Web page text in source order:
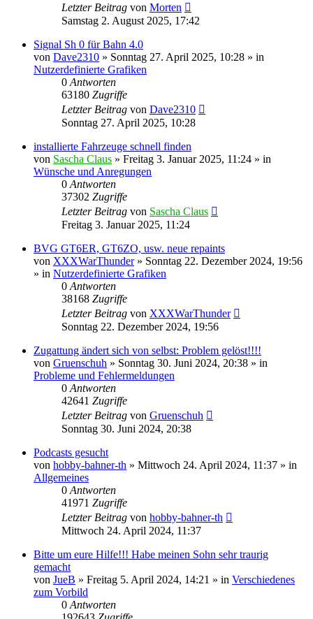
Letzter Beitrag von Morten
Samstag 2. August 2025, 17:42
Signal Sh 0 für Bahn 4.0
von Dave2310 » Sonntag 27. April 2025, 10:28 » in
Nutzerdefinierte Grafiken
0 Antworten
63180 Zugriffe
Letzter Beitrag von Dave2310
Sonntag 27. April 2025, 10:28
installierte Fahrzeuge schnell finden
von Sascha Claus » Freitag 3. Januar 2025, 11:24 » in
Wünsche und Anregungen
0 Antworten
37302 Zugriffe
Letzter Beitrag von Sascha Claus
Freitag 3. Januar 2025, 11:24
BVG GT6ER, GT6ZO, usw. neue repaints
von XXXWarThunder» Sonntag 22. Dezember 2024, 19:56
» in Nutzerdefinierte Grafiken
0 Antworten
38168 Zugriffe
Letzter Beitrag von XXXWarThunder
Sonntag 22. Dezember 2024, 19:56
Zugattung ändert sich von selbst: Problem gelöst!!!!
von Gruenschuh » Sonntag 30. Juni 2024, 20:38 » in
Probleme und Fehlermeldungen
0 Antworten
42641 Zugriffe
Letzter Beitrag von Gruenschuh
Sonntag 30. Juni 2024, 20:38
Podcasts gesucht
von hobby-bahner-th » Mittwoch 24. April 2024, 11:37 » in
Allgemeines
0 Antworten
41971 Zugriffe
Letzter Beitrag von hobby-bahner-th
Mittwoch 24. April 2024, 11:37
Bitte um eure Hilfe!!! Habe meinen Sohn sehr traurig
gemacht
von JueB » Freitag 5. April 2024, 14:21 » in Verschiedenes
zum Vorbild
0 Antworten